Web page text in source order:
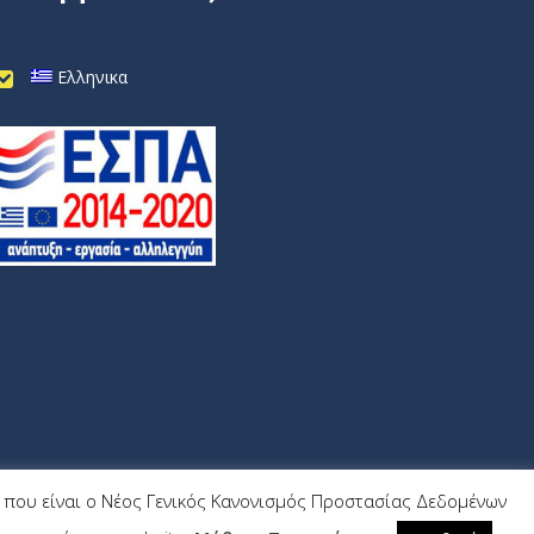
Ελληνικα
είναι ο Νέος Γενικός Κανονισμός Προστασίας Δεδομένων